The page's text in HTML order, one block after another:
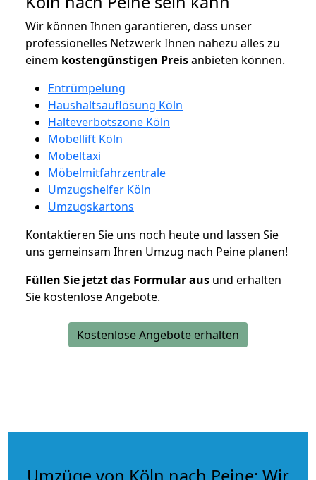
Wir können Ihnen garantieren, dass unser
professionelles Netzwerk Ihnen nahezu alles zu
einem kostengünstigen Preisanbieten können.
Entrümpelung
Haushaltsauflösung Köln
Halteverbotszone Köln
Möbellift Köln
Möbeltaxi
Möbelmitfahrzentrale
Umzugshelfer Köln
Umzugskartons
Kontaktieren Sie uns noch heute und lassen Sie
uns gemeinsam Ihren Umzug nach Peine planen!
Füllen Sie jetzt das Formular aus und erhalten
Sie kostenlose Angebote.
Kostenlose Angebote erhalten
Umzüge von Köln nach Peine: Wir